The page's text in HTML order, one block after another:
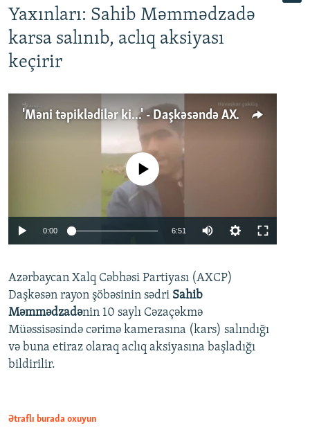
Yaxınları: Sahib Məmmədzadə
karsa salınıb, aclıq aksiyası
keçirir
'Məni təpiklədilər ki...' - Daşkəsəndə AXCP fəalının yaxınları onun həbsinə etiraz edirlər
Auto 240p 360p
720p 1080p
No media source currently available
0:00 6:51
360p
720p
1080p
Azərbaycan Xalq Cəbhəsi Partiyası (AXCP)
Daşkəsən rayon şöbəsinin sədri Sahib
Məmmədzadənin 10 saylı Cəzaçəkmə
Müəssisəsində cərimə kamerasına (kars) salındığı
və buna etiraz olaraq aclıq aksiyasına başladığı
bildirilir.
Ətraflı burada oxuyun